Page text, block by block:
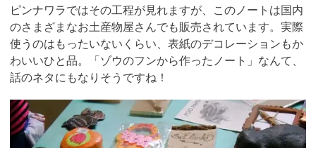
ピンナワラではその工程が見れますが、このノートは国内
のさまざまなお土産物屋さんでも販売されています。実際
使うのはもったいないくらい、表紙のデコレーションもか
わいいひと品。「ゾウのフンから作ったノート」なんて、
話のネタにもなりそうですね！